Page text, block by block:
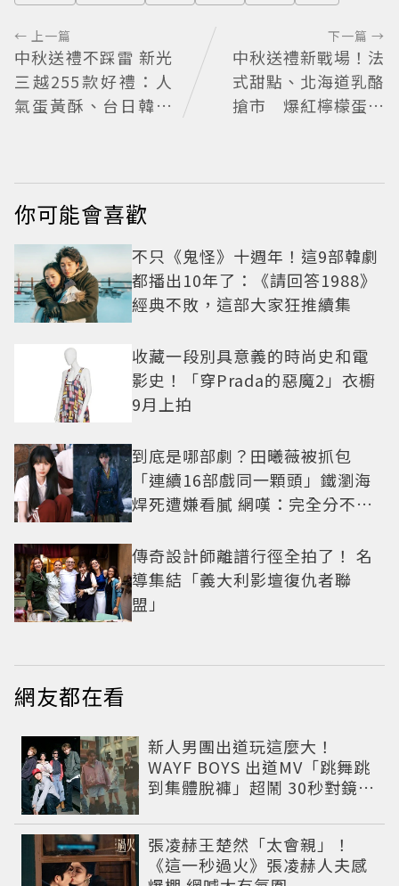
← 上一篇
中秋送禮不踩雷 新光
三越255款好禮：人
氣蛋黃酥、台日韓美
下一篇 →
中秋送禮新戰場！法
式甜點、北海道乳酪
搶市 爆紅檸檬蛋糕
你可能會喜歡
不只《鬼怪》十週年！這9部韓劇
都播出10年了：《請回答1988》
經典不敗，這部大家狂推續集
收藏一段別具意義的時尚史和電
影史！「穿Prada的惡魔2」衣櫥
9月上拍
到底是哪部劇？田曦薇被抓包
「連續16部戲同一顆頭」鐵瀏海
焊死遭嫌看膩 網嘆：完全分不出
傳奇設計師離譜行徑全拍了！ 名
導集結「義大利影壇復仇者聯
盟」
網友都在看
新人男團出道玩這麼大！
WAYF BOYS 出道MV「跳舞跳
到集體脫褲」超鬧 30秒對鏡清
張凌赫王楚然「太會親」！
《這一秒過火》張凌赫人夫感